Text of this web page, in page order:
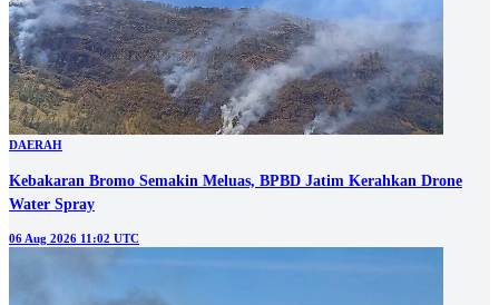
DAERAH
Kebakaran Bromo Semakin Meluas, BPBD Jatim Kerahkan Drone
Water Spray
06 Aug 2026 11:02 UTC